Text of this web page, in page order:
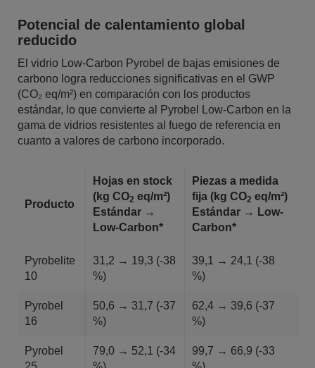
Potencial de calentamiento global
reducido
El vidrio Low-Carbon Pyrobel de bajas emisiones de
carbono logra reducciones significativas en el GWP
(CO₂ eq/m²) en comparación con los productos
estándar, lo que convierte al Pyrobel Low-Carbon en la
gama de vidrios resistentes al fuego de referencia en
cuanto a valores de carbono incorporado.
Producto
Hojas en stock
(kg CO2 eq/m²)
Estándar →
Low-Carbon*
Piezas a medida
fija (kg CO2 eq/m²)
Estándar → Low-
Carbon*
Pyrobelite
10
31,2 → 19,3 (-38
%)
39,1 → 24,1 (-38
%)
Pyrobel
16
50,6 → 31,7 (-37
%)
62,4 → 39,6 (-37
%)
Pyrobel
79,0 → 52,1 (-34
99,7 → 66,9 (-33